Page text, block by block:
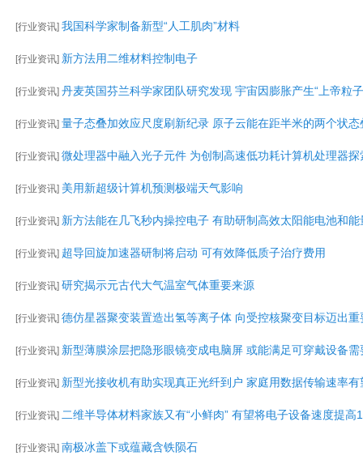
[行业资讯] 我国科学家制备新型“人工肌肉”材料
[行业资讯] 新方法用二维材料控制电子
[行业资讯] 丹麦英国芬兰科学家团队研究发现 宇宙因膨胀产生“上帝粒
[行业资讯] 量子态叠加效应尺度刷新纪录 原子云能在距半米的两个状态
[行业资讯] 微处理器中融入光子元件 为创制高速低功耗计算机处理器探
[行业资讯] 美用新超级计算机预测极端天气影响
[行业资讯] 新方法能在几飞秒内操控电子 有助研制高效太阳能电池和
[行业资讯] 超导回旋加速器研制将启动 可有效降低质子治疗费用
[行业资讯] 研究揭示元古代大气温室气体重要来源
[行业资讯] 德仿星器聚变装置造出氢等离子体 向受控核聚变目标迈出重
[行业资讯] 新型薄膜涂层把隐形眼镜变成电脑屏 或能满足可穿戴设备
[行业资讯] 新型光接收机有助实现真正光纤到户 家庭用数据传输速率
[行业资讯] 二维半导体材料家族又有“小鲜肉” 有望将电子设备速度提高
[行业资讯] 南极冰盖下或蕴藏含铁陨石